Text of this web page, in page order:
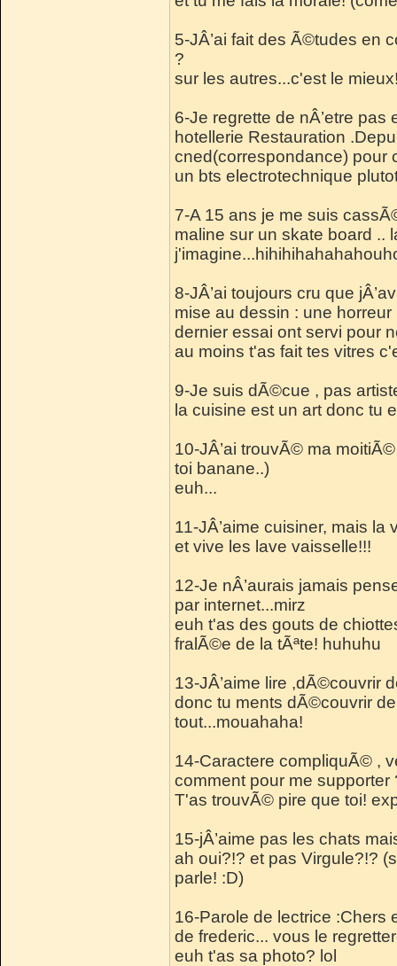
5-JÂ’ai fait des Ã©tudes en
?
sur les autres...c'est le
6-Je regrette de nÂ’etre
hotellerie Restauration
cned(correspondance) pour
un bts electrotechnique
7-A 15 ans je me suis
maline sur un skate board ..
8-JÂ’ai toujours cru que
mise au dessin : une horreur
dernier essai ont servi pour
au moins t'as fait tes vitres
9-Je suis dÃ©cue , pas
la cuisine est un art donc tu
10-JÂ’ai trouvÃ© ma
toi banane..)
euh...
11-JÂ’aime cuisiner, mais
et vive les lave vaisselle!!!
12-Je nÂ’aurais jamais
par internet...mirz
euh t'as des gouts de
fralÃ©e de la tÃªte! huhuhu
13-JÂ’aime lire ,dÃ©couvrir
donc tu ments dÃ©couvrir
tout...mouahaha!
14-Caractere compliquÃ© ,
comment pour me supporter
T'as trouvÃ© pire que toi!
15-jÂ’aime pas les chats
ah oui?!? et pas Virgule?!?
parle! :D)
16-Parole de lectrice :Chers
de frederic... vous le
euh t'as sa photo? lol